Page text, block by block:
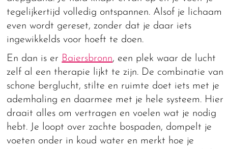
tegelijkertijd volledig ontspannen. Alsof je lichaam
even wordt gereset, zonder dat je daar iets
ingewikkelds voor hoeft te doen.
En dan is er Baiersbronn, een plek waar de lucht
zelf al een therapie lijkt te zijn. De combinatie van
schone berglucht, stilte en ruimte doet iets met je
ademhaling en daarmee met je hele systeem. Hier
draait alles om vertragen en voelen wat je nodig
hebt. Je loopt over zachte bospaden, dompelt je
voeten onder in koud water en merkt hoe je